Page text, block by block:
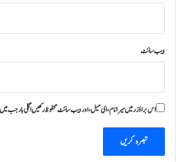
ویب‌ سائٹ
اس براؤزر میں میرا نام، ای میل، اور ویب سائٹ محفوظ رکھیں اگلی بار جب